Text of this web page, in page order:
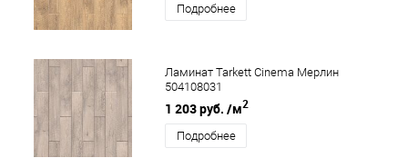
Подробнее
Ламинат Tarkett Cinema Мерлин
504108031
1 203 руб. /м2
Подробнее